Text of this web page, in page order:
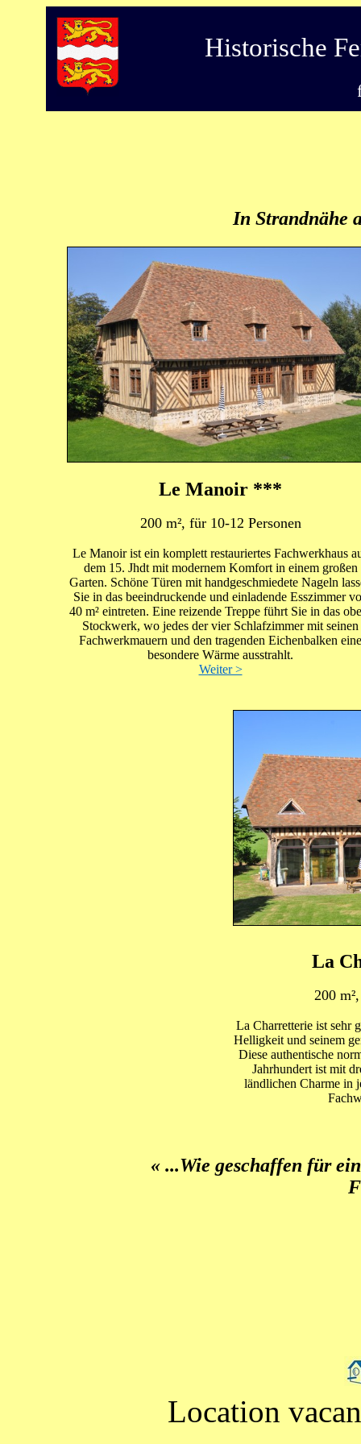
Historische
In Strandnähe
Le Manoir ***
200 m², für 10-12 Personen
Le Manoir ist ein komplett restauriertes Fachwerkhaus
dem 15. Jhdt mit modernem Komfort in einem großen
Garten. Schöne Türen mit handgeschmiedete Nageln
Sie in das beeindruckende und einladende Esszimmer
40 m² eintreten. Eine reizende Treppe führt Sie in das
Stockwerk, wo jedes der vier Schlafzimmer mit seinen
Fachwerkmauern und den tragenden Eichenbalken eine
besondere Wärme ausstrahlt.
Weiter >
La
200
La Charretterie ist sehr
Helligkeit und seinem
Diese authentische
Jahrhundert ist mit
ländlichen Charme in
« ...Wie geschaffen für
Location